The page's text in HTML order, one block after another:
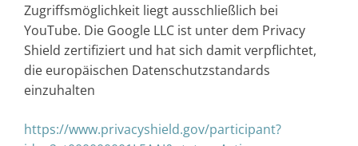
Zugriffsmöglichkeit liegt ausschließlich bei
YouTube. Die Google LLC ist unter dem Privacy
Shield zertifiziert und hat sich damit verpflichtet,
die europäischen Datenschutzstandards
einzuhalten
https://www.privacyshield.gov/participant?